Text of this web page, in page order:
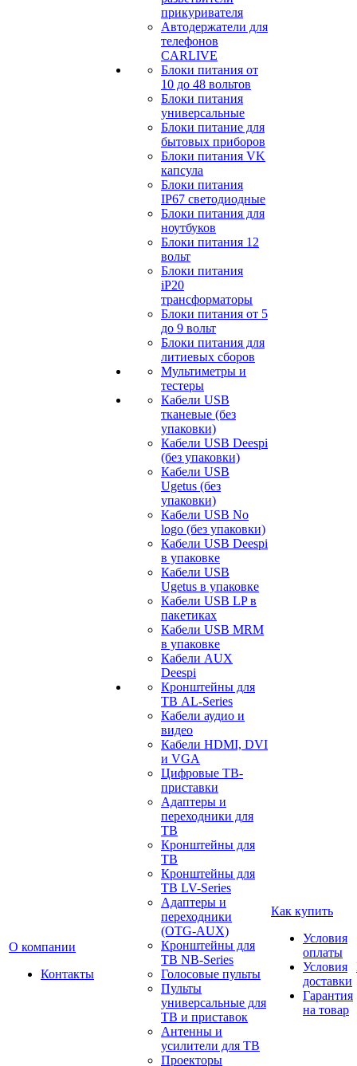
О компании
Контакты
прикуривателя
Автодержатели для
телефонов
CARLIVE
Блоки питания от
10 до 48 вольтов
Блоки питания
универсальные
Блоки питание для
бытовых приборов
Блоки питания VK
капсула
Блоки питания
IP67 светодиодные
Блоки питания для
ноутбуков
Блоки питания 12
вольт
Блоки питания
iP20
трансформаторы
Блоки питания от 5
до 9 вольт
Блоки питания для
литиевых сборов
Мультиметры и
тестеры
Кабели USB
тканевые (без
упаковки)
Кабели USB Deespi
(без упаковки)
Кабели USB
Ugetus (без
упаковки)
Кабели USB No
logo (без упаковки)
Кабели USB Deespi
в упаковке
Кабели USB
Ugetus в упаковке
Кабели USB LP в
пакетиках
Кабели USB MRM
в упаковке
Кабели AUX
Deespi
Кронштейны для
ТВ AL-Series
Кабели аудио и
видео
Кабели HDMI, DVI
и VGA
Цифровые ТВ-
приставки
Адаптеры и
переходники для
ТВ
Кронштейны для
ТВ
Кронштейны для
ТВ LV-Series
Адаптеры и
переходники
(OTG-AUX)
Кронштейны для
ТВ NB-Series
Голосовые пульты
Пульты
универсальные для
ТВ и приставок
Антенны и
усилители для ТВ
Проекторы
Как купить
Условия
оплаты
Условия
доставки
Гарантия
на товар